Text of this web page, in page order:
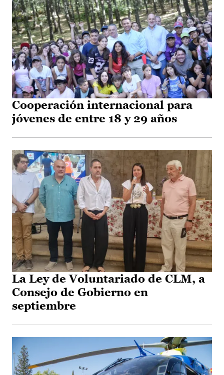
Cooperación internacional para
jóvenes de entre 18 y 29 años
La Ley de Voluntariado de CLM, a
Consejo de Gobierno en
septiembre